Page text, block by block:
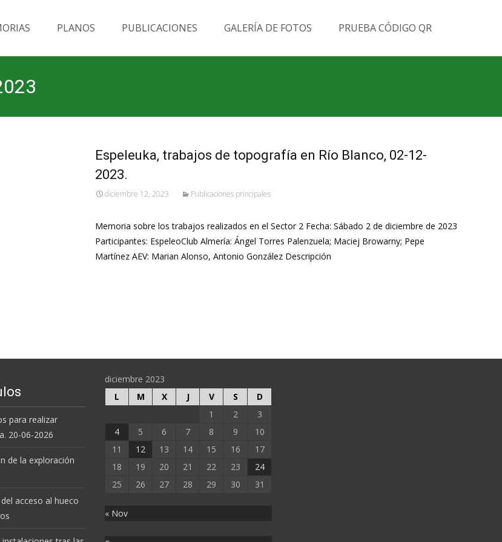
PLANOS PUBLICACIONES GALERÍA DE FOTOS PRUEBA CÓDIGO QR
Espeleuka, trabajos de topografía en Río Blanco, 02-12-
2023.
diciembre 12, 2023 Publicaciones principales
Memoria sobre los trabajos realizados en el Sector 2 Fecha: Sábado 2 de diciembre de 2023
Participantes: EspeleoClub Almería: Ángel Torres Palenzuela; Maciej Browarny; Pepe
Martínez AEV: Marian Alonso, Antonio González Descripción
para realizar
20-06-2026
de la exploración
del acceso al hueco
diciembre 2023
L
M X J V S
D
1
2
3
4
5 6 7 8 9
10
11
12 13 14 15 16
17
18
19 20 21 22 23
24
25
26 27 28 29 30 31
« Nov